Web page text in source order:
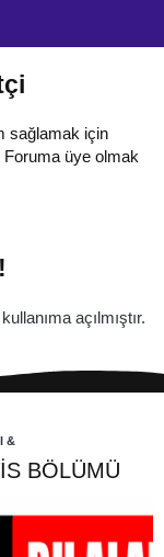
sağlamak için
Foruma üye olmak
açılmıştır.
&
BÖLÜMÜ